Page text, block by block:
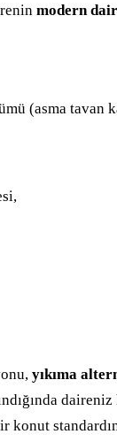
modern
(asma tavan
yıkıma
konut